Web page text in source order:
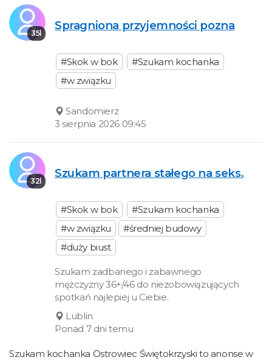
35l
Spragniona przyjemności pozna
#Skok w bok
#Szukam kochanka
#w związku
Sandomierz
3 sierpnia 2026 09:45
32l
Szukam partnera stałego na seks.
#Skok w bok
#Szukam kochanka
#w związku
#średniej budowy
#duży biust
Szukam zadbanego i zabawnego
mężczyzny 36+/46 do niezobowiązujących
spotkań najlepiej u Ciebie.
Lublin
Ponad 7 dni temu
Szukam kochanka Ostrowiec Świętokrzyski to anonse w